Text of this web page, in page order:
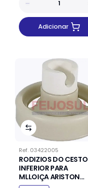
Adicionar
Ref. 03422005
RODIZIOS DO CESTO
INFERIOR PARA
MLLOIÇA ARISTON
INDESIT